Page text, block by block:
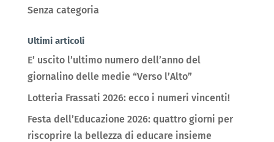
Senza categoria
Ultimi articoli
E’ uscito l’ultimo numero dell’anno del
giornalino delle medie “Verso l’Alto”
Lotteria Frassati 2026: ecco i numeri vincenti!
Festa dell’Educazione 2026: quattro giorni per
riscoprire la bellezza di educare insieme